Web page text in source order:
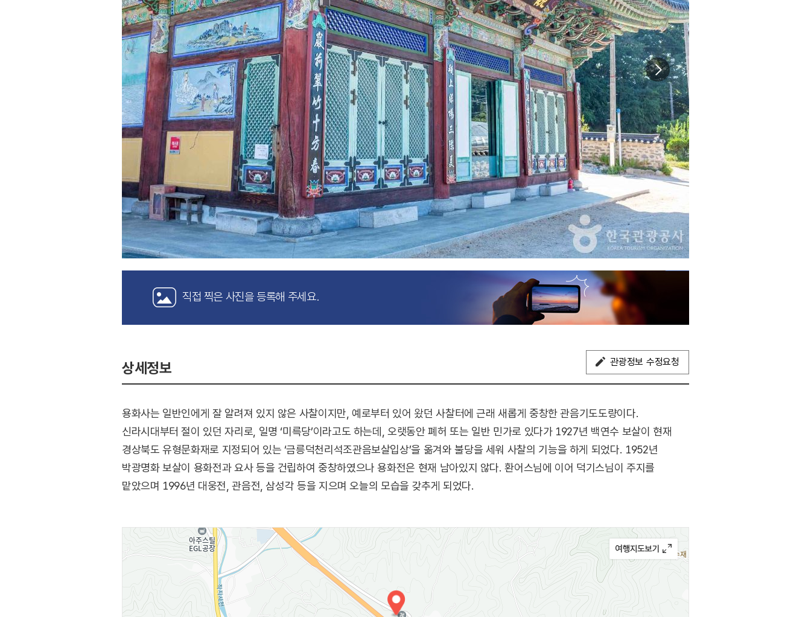
직접 찍은 사진을 등록해 주세요.
상세정보 관광정보 수정요청
용화사는 일반인에게 잘 알려져 있지 않은 사찰이지만, 예로부터 있어 왔던 사찰터에 근래 새롭게 중창한 관음기도도량이다.
신라시대부터 절이 있던 자리로, 일명 ‘미륵당’이라고도 하는데, 오랫동안 폐허 또는 일반 민가로 있다가 1927년 백연수 보살이 현재
경상북도 유형문화재로 지정되어 있는 ‘금릉덕천리석조관음보살입상’을 옮겨와 불당을 세워 사찰의 기능을 하게 되었다. 1952년
박광명화 보살이 용화전과 요사 등을 건립하여 중창하였으나 용화전은 현재 남아있지 않다. 환어스님에 이어 덕기스님이 주지를
맡았으며 1996년 대웅전, 관음전, 삼성각 등을 지으며 오늘의 모습을 갖추게 되었다.